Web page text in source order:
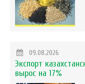
09.08.2026
Экспорт
вырос на 17%